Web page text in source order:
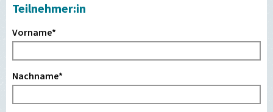
Teilnehmer:in
Vorname*
Nachname*